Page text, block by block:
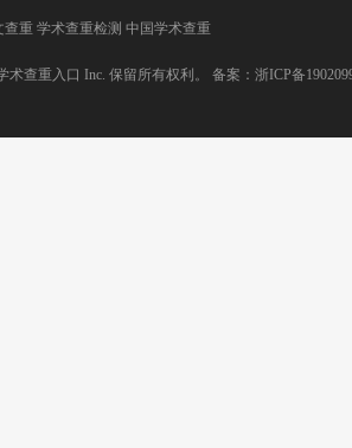
查重 学术查重检测 中国学术查重
术查重入口 Inc. 保留所有权利。 备案： 浙ICP备